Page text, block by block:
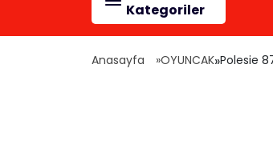
Kategoriler
Anasayfa OYUNCAK»Polesie